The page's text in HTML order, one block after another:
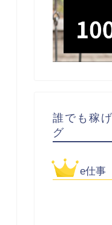
誰でも稼
グ
e仕事